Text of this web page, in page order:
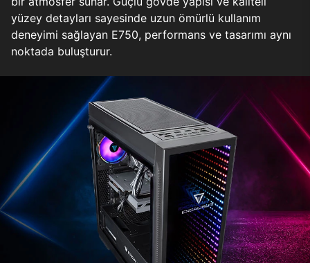
yüzey detayları sayesinde uzun ömürlü kullanım
deneyimi sağlayan E750, performans ve tasarımı aynı
noktada buluşturur.